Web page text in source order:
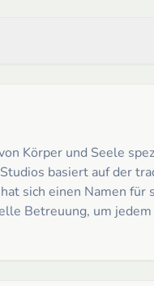
Körper und Seele
basiert auf der
sich einen Namen
Betreuung, um